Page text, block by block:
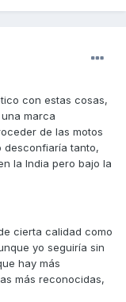
con estas cosas,
marca
de las motos
desconfiaría tanto,
la India pero bajo la
cierta calidad como
yo seguiría sin
hay más
más reconocidas,